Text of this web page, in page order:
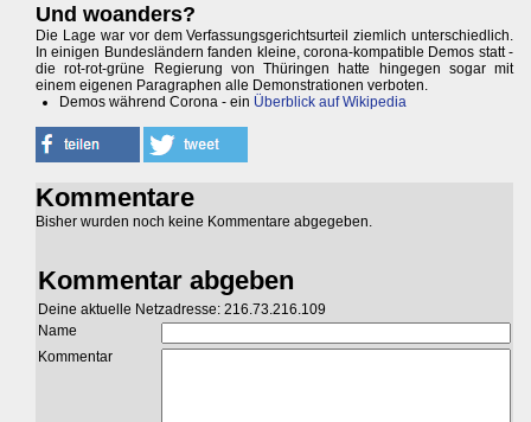
Und woanders?
Die Lage war vor dem Verfassungsgerichtsurteil ziemlich unterschiedlich.
In einigen Bundesländern fanden kleine, corona-kompatible Demos statt -
die rot-rot-grüne Regierung von Thüringen hatte hingegen sogar mit
einem eigenen Paragraphen alle Demonstrationen verboten.
Demos während Corona - ein Überblick auf Wikipedia
Kommentare
Bisher wurden noch keine Kommentare abgegeben.
Kommentar abgeben
Deine aktuelle Netzadresse: 216.73.216.109
Name
Kommentar